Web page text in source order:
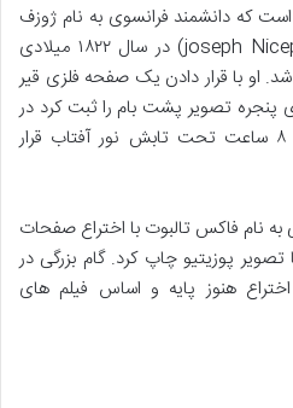
که دانشمند فرانسوی به نام ژوزف
نیسفور نیپس (joseph Nicephore Niepce) در سال ۱۸۲۲ میلادی
او با قرار دادن یک صفحه فلزی قیر
پنجره تصویر پشت بام را ثبت کرد در
آن زمان صفحه عکس به مدت ۸ ساعت تحت تابش نور آفتاب قرار
به نام فاکس تالبوت با اختراع صفحات
پوزیتیو چاپ کرد. گام بزرگی در
هنوز پایه و اساس فیلم های